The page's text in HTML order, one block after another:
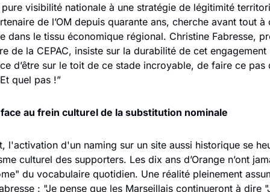
visibilité nationale à une stratégie de légitimité
de l’OM depuis quarante ans, cherche avant tout à
dans le tissu économique régional. Christine Fabresse,
de la CEPAC, insiste sur la durabilité de cet engagement
d’être sur le toit de ce stade incroyable, de faire ce pas
quel pas !”
au frein culturel de la substitution nominale
l'activation d'un naming sur un site aussi historique se
culturel des supporters. Les dix ans d’Orange n’ont
du vocabulaire quotidien. Une réalité pleinement
: "Je pense que les Marseillais continueront à dire